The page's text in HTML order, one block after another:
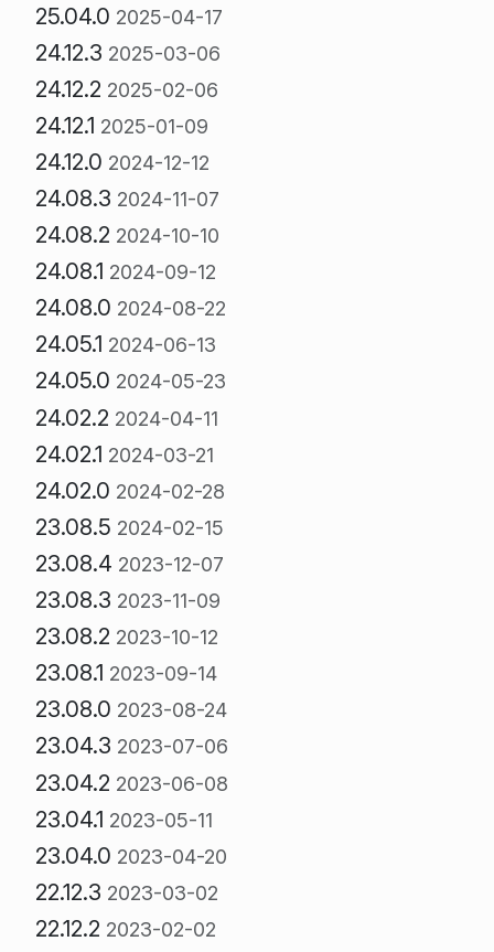
25.04.0 2025-04-17
24.12.3 2025-03-06
24.12.2 2025-02-06
24.12.1 2025-01-09
24.12.0 2024-12-12
24.08.3 2024-11-07
24.08.2 2024-10-10
24.08.1 2024-09-12
24.08.0 2024-08-22
24.05.1 2024-06-13
24.05.0 2024-05-23
24.02.2 2024-04-11
24.02.1 2024-03-21
24.02.0 2024-02-28
23.08.5 2024-02-15
23.08.4 2023-12-07
23.08.3 2023-11-09
23.08.2 2023-10-12
23.08.1 2023-09-14
23.08.0 2023-08-24
23.04.3 2023-07-06
23.04.2 2023-06-08
23.04.1 2023-05-11
23.04.0 2023-04-20
22.12.3 2023-03-02
22.12.2 2023-02-02